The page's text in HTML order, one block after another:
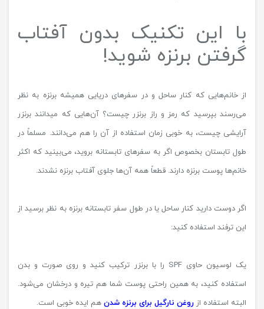
با این تکنیک بدون آفتاب
گرفتن برنزه شوید!
از خانم‌هایی که کنار ساحل و در سفرهای دریایی همیشه برنزه به نظر
می‌رسند بپرسید که رمز و راز برنزر چیست؟ آن‌هایی که میدانند برنزر
آرایشی چیست، به خوبی زمان استفاده از آن را هم می‌دانند. مسلماً در
طول تابستان بخصوص اگر به سفرهای تابستانه بروید، می‌بینید که اکثر
خانم‌ها پوست برنزه دارند. قطعاً همه آن‌ها جلوی آفتاب برنزه نشدند.
اگر دوست دارید کنار ساحل یا در طول سفر تابستانه برنزه به نظر برسید از
این ترفند استفاده کنید:
یک لوسیون حاوی SPF را با برنزر ترکیب کنید و روی صورت و بدن
استفاده کنید، به همین راحتی پوست شما هم تیره و درخشان می‌شود.
البته استفاده از روغن نارگیل برای برنزه شدن هم ایده خوبی است.